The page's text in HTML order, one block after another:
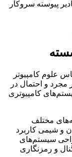
پیوسته سروکار
علوم کامپیوتر
و احتمال در
کامپیوتری
مختلف
و شیمی کاربرد
سیستم‌های
و رمزنگاری